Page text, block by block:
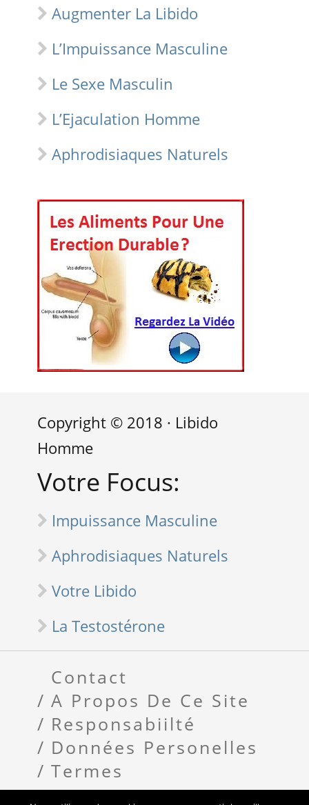
Augmenter La Libido
L’Impuissance Masculine
Le Sexe Masculin
L’Ejaculation Homme
Aphrodisiaques Naturels
Copyright © 2018 · Libido
Homme
Votre Focus:
Impuissance Masculine
Aphrodisiaques Naturels
Votre Libido
La Testostérone
Contact
A Propos De Ce Site
Responsabiilté
Données Personelles
Termes